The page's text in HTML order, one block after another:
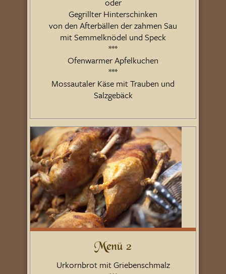
Gegrillter Hinterschinken
von den Afterbällen der zahmen Sau
mit Semmelknödel und Speck
***
Ofenwarmer Apfelkuchen
***
Mossautaler Käse mit Trauben und
Salzgebäck
Menü 2
Urkornbrot mit Griebenschmalz